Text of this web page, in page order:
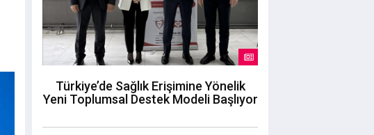
Türkiye’de Sağlık Erişimine Yönelik
Yeni Toplumsal Destek Modeli Başlıyor